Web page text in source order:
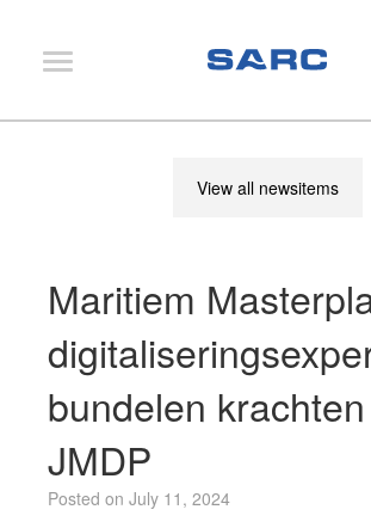
View all newsitems
Maritiem
bundelen
JMDP
Posted on July 11, 2024
Services
Hardware
Support
News
Publications